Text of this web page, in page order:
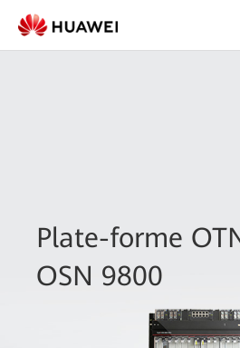
Plate-forme
OSN 9800